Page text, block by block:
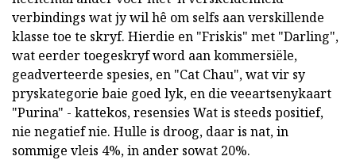
verbindings wat jy wil hê om selfs aan verskillende
klasse toe te skryf. Hierdie en "Friskis" met "Darling",
wat eerder toegeskryf word aan kommersiële,
geadverteerde spesies, en "Cat Chau", wat vir sy
pryskategorie baie goed lyk, en die veeartsenykaart
"Purina" - kattekos, resensies Wat is steeds positief,
nie negatief nie. Hulle is droog, daar is nat, in
sommige vleis 4%, in ander sowat 20%.